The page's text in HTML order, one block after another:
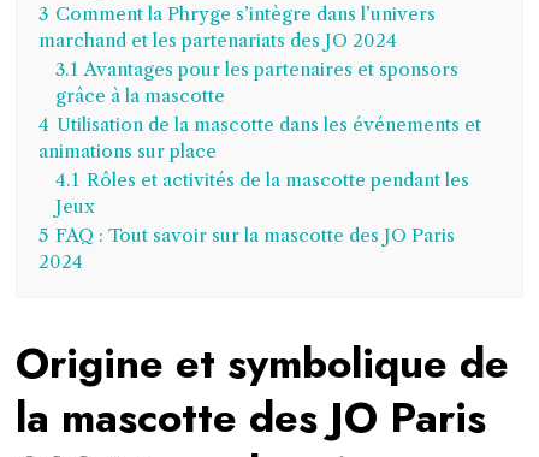
3 Comment la Phryge s’intègre dans l’univers
marchand et les partenariats des JO 2024
3.1 Avantages pour les partenaires et sponsors
grâce à la mascotte
4 Utilisation de la mascotte dans les événements et
animations sur place
4.1 Rôles et activités de la mascotte pendant les
Jeux
5 FAQ : Tout savoir sur la mascotte des JO Paris
2024
Origine et symbolique de
la mascotte des JO Paris